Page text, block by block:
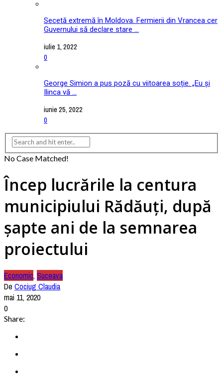
Secetă extremă în Moldova. Fermierii din Vrancea cer
Guvernului să declare stare ...
iulie 1, 2022
0
George Simion a pus poză cu viitoarea soție. „Eu și
Ilinca vă ...
iunie 25, 2022
0
No Case Matched!
Încep lucrările la centura
municipiului Rădăuți, după
șapte ani de la semnarea
proiectului
Economic, Suceava
De Cociug Claudia
mai 11, 2020
0
Share: